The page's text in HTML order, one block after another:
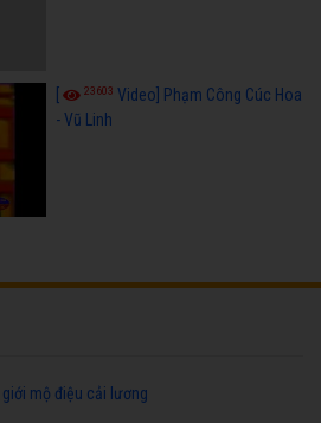
23603 Video] Phạm Công Cúc Hoa
- Vũ Linh
mộ điệu cải lương